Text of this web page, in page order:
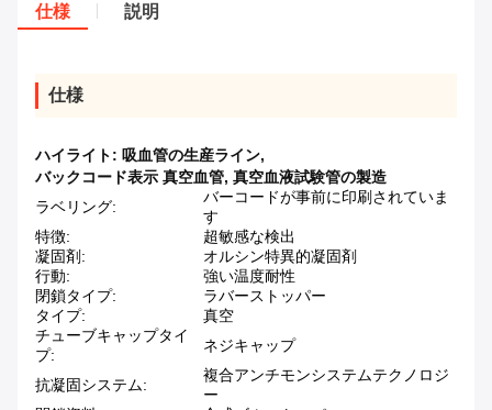
仕様 説明
仕様
ハイライト: 吸血管の生産ライン,
バックコード表示 真空血管, 真空血液試験管の製造
ラベリング:
バーコードが事前に印刷されていま
す
特徴:
超敏感な検出
凝固剤:
オルシン特異的凝固剤
行動:
強い温度耐性
閉鎖タイプ:
ラバーストッパー
タイプ:
真空
チューブキャップタイ
プ:
ネジキャップ
抗凝固システム:
複合アンチモンシステムテクノロジ
ー